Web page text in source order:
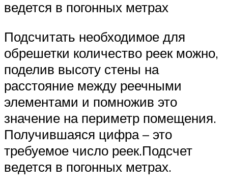
ведется в погонных метрах
Подсчитать необходимое для
обрешетки количество реек можно,
поделив высоту стены на
расстояние между реечными
элементами и помножив это
значение на периметр помещения.
Получившаяся цифра – это
требуемое число реек.Подсчет
ведется в погонных метрах.